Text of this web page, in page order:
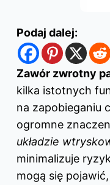
Podaj dalej:
Zawór zwrotny
kilka istotnych
na zapobieganiu
ogromne
układzie
minimalizuje
mogą się